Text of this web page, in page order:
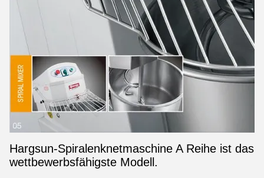
Hargsun-Spiralenknetmaschine A Reihe ist das
wettbewerbsfähigste Modell.